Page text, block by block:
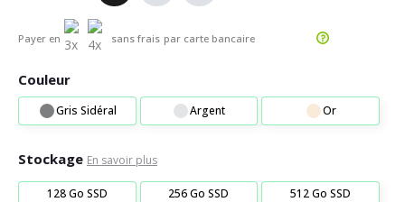
Payer en sans frais par carte bancaire
Couleur
Gris Sidéral Argent Or
Stockage En savoir plus
128 Go SSD 256 Go SSD 512 Go SSD